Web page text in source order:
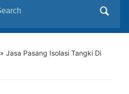
» Jasa Pasang Isolasi Tangki Di